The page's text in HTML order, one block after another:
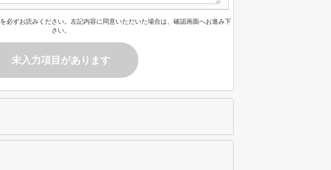
を必ずお読みください。左記内容に同意いただいた場合は、確認画面へお進み下
さい。
未入力項目があります